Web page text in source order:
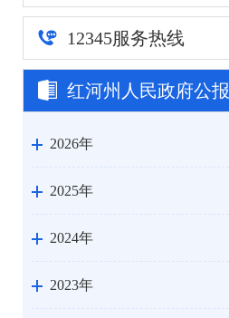
12345服务热线
红河州人民政府公报
2026年
2025年
2024年
2023年